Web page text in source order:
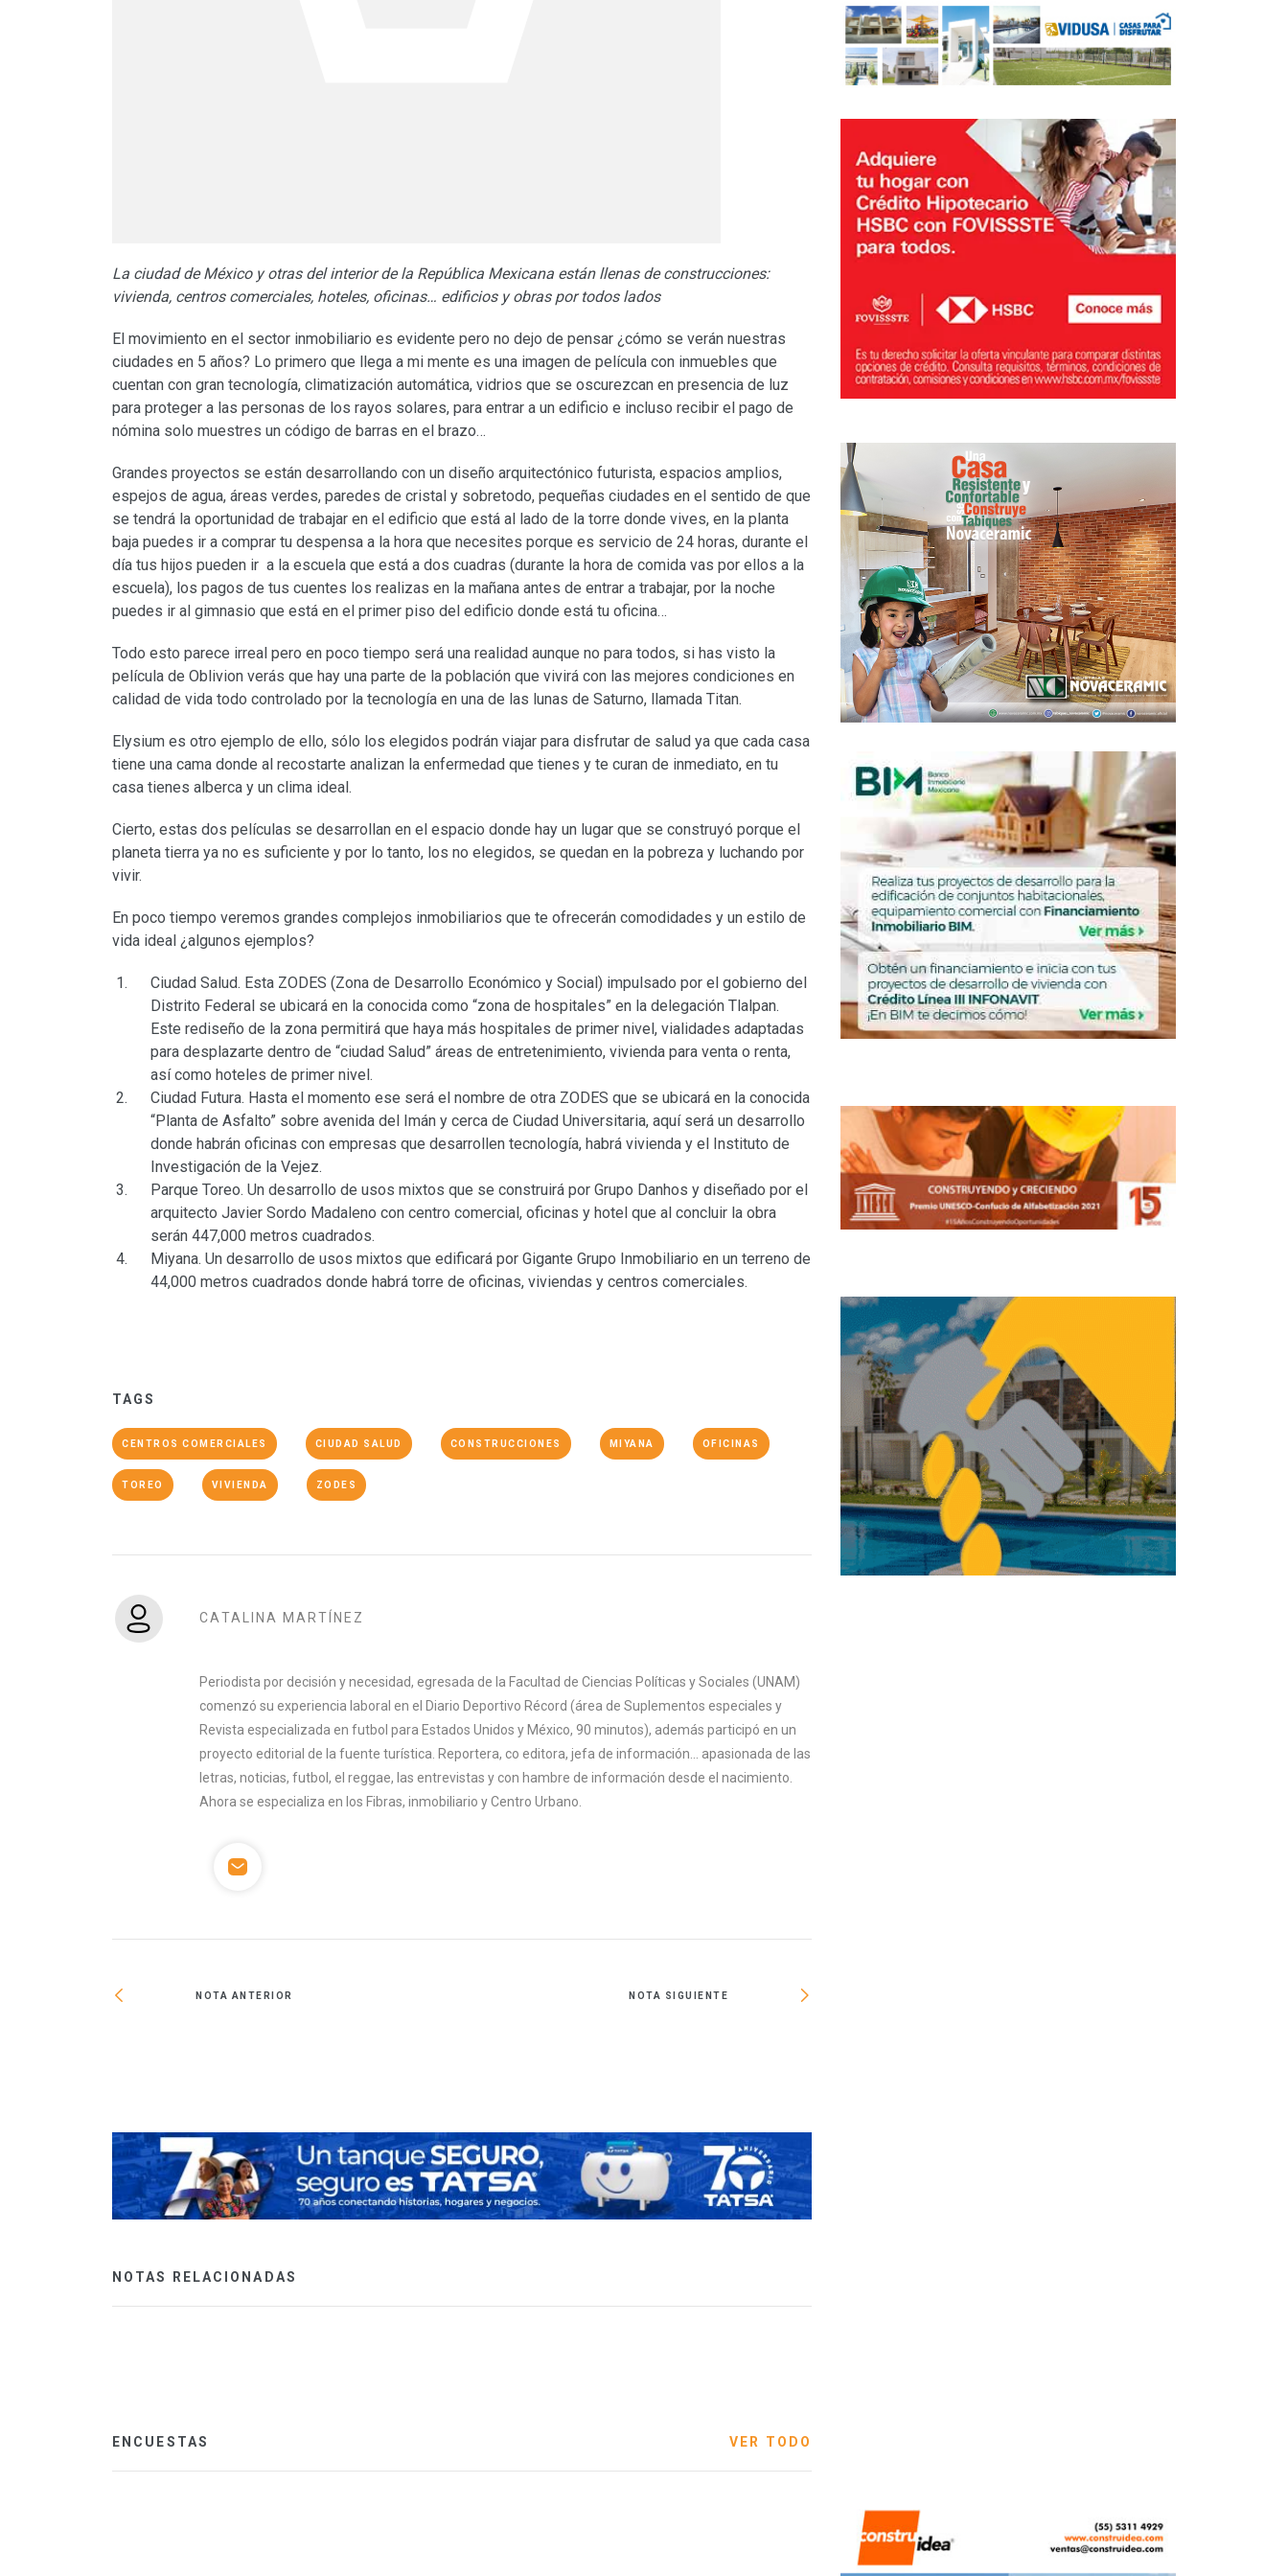
La ciudad de México y otras del interior de la República Mexicana están llenas de construcciones:
vivienda, centros comerciales, hoteles, oficinas… edificios y obras por todos lados
El movimiento en el sector inmobiliario es evidente pero no dejo de pensar ¿cómo se verán nuestras
ciudades en 5 años? Lo primero que llega a mi mente es una imagen de película con inmuebles que
cuentan con gran tecnología, climatización automática, vidrios que se oscurezcan en presencia de luz
para proteger a las personas de los rayos solares, para entrar a un edificio e incluso recibir el pago de
nómina solo muestres un código de barras en el brazo…
Grandes proyectos se están desarrollando con un diseño arquitectónico futurista, espacios amplios,
espejos de agua, áreas verdes, paredes de cristal y sobretodo, pequeñas ciudades en el sentido de que
se tendrá la oportunidad de trabajar en el edificio que está al lado de la torre donde vives, en la planta
baja puedes ir a comprar tu despensa a la hora que necesites porque es servicio de 24 horas, durante el
día tus hijos pueden ir a la escuela que está a dos cuadras (durante la hora de comida vas por ellos a la
escuela), los pagos de tus cuentes los realizas en la mañana antes de entrar a trabajar, por la noche
puedes ir al gimnasio que está en el primer piso del edificio donde está tu oficina…
Todo esto parece irreal pero en poco tiempo será una realidad aunque no para todos, si has visto la
película de Oblivion verás que hay una parte de la población que vivirá con las mejores condiciones en
calidad de vida todo controlado por la tecnología en una de las lunas de Saturno, llamada Titan.
Elysium es otro ejemplo de ello, sólo los elegidos podrán viajar para disfrutar de salud ya que cada casa
tiene una cama donde al recostarte analizan la enfermedad que tienes y te curan de inmediato, en tu
casa tienes alberca y un clima ideal.
Cierto, estas dos películas se desarrollan en el espacio donde hay un lugar que se construyó porque el
planeta tierra ya no es suficiente y por lo tanto, los no elegidos, se quedan en la pobreza y luchando por
vivir.
En poco tiempo veremos grandes complejos inmobiliarios que te ofrecerán comodidades y un estilo de
vida ideal ¿algunos ejemplos?
Ciudad Salud. Esta ZODES (Zona de Desarrollo Económico y Social) impulsado por el gobierno del
Distrito Federal se ubicará en la conocida como “zona de hospitales” en la delegación Tlalpan.
Este rediseño de la zona permitirá que haya más hospitales de primer nivel, vialidades adaptadas
para desplazarte dentro de “ciudad Salud” áreas de entretenimiento, vivienda para venta o renta,
así como hoteles de primer nivel.
Ciudad Futura. Hasta el momento ese será el nombre de otra ZODES que se ubicará en la conocida
“Planta de Asfalto” sobre avenida del Imán y cerca de Ciudad Universitaria, aquí será un desarrollo
donde habrán oficinas con empresas que desarrollen tecnología, habrá vivienda y el Instituto de
Investigación de la Vejez.
Parque Toreo. Un desarrollo de usos mixtos que se construirá por Grupo Danhos y diseñado por el
arquitecto Javier Sordo Madaleno con centro comercial, oficinas y hotel que al concluir la obra
serán 447,000 metros cuadrados.
Miyana. Un desarrollo de usos mixtos que edificará por Gigante Grupo Inmobiliario en un terreno de
44,000 metros cuadrados donde habrá torre de oficinas, viviendas y centros comerciales.
TAGS
CENTROS COMERCIALES CIUDAD SALUD CONSTRUCCIONES MIYANA OFICINAS
TOREO VIVIENDA ZODES
CATALINA MARTÍNEZ
Periodista por decisión y necesidad, egresada de la Facultad de Ciencias Políticas y Sociales (UNAM)
comenzó su experiencia laboral en el Diario Deportivo Récord (área de Suplementos especiales y
Revista especializada en futbol para Estados Unidos y México, 90 minutos), además participó en un
proyecto editorial de la fuente turística. Reportera, co editora, jefa de información... apasionada de las
letras, noticias, futbol, el reggae, las entrevistas y con hambre de información desde el nacimiento.
Ahora se especializa en los Fibras, inmobiliario y Centro Urbano.
NOTA ANTERIOR NOTA SIGUIENTE
NOTAS RELACIONADAS
ENCUESTAS VER TODO